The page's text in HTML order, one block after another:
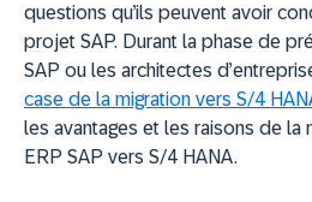
questions qu’ils peuvent avoir
projet SAP. Durant la phase de
SAP ou les architectes
case de la migration vers S/4
les avantages et les raisons de la
ERP SAP vers S/4 HANA.